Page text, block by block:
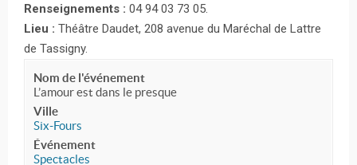
Renseignements : 04 94 03 73 05.
Lieu : Théâtre Daudet, 208 avenue du Maréchal de Lattre
de Tassigny.
Nom de l'événement
L’amour est dans le presque
Ville
Six-Fours
Événement
Spectacles